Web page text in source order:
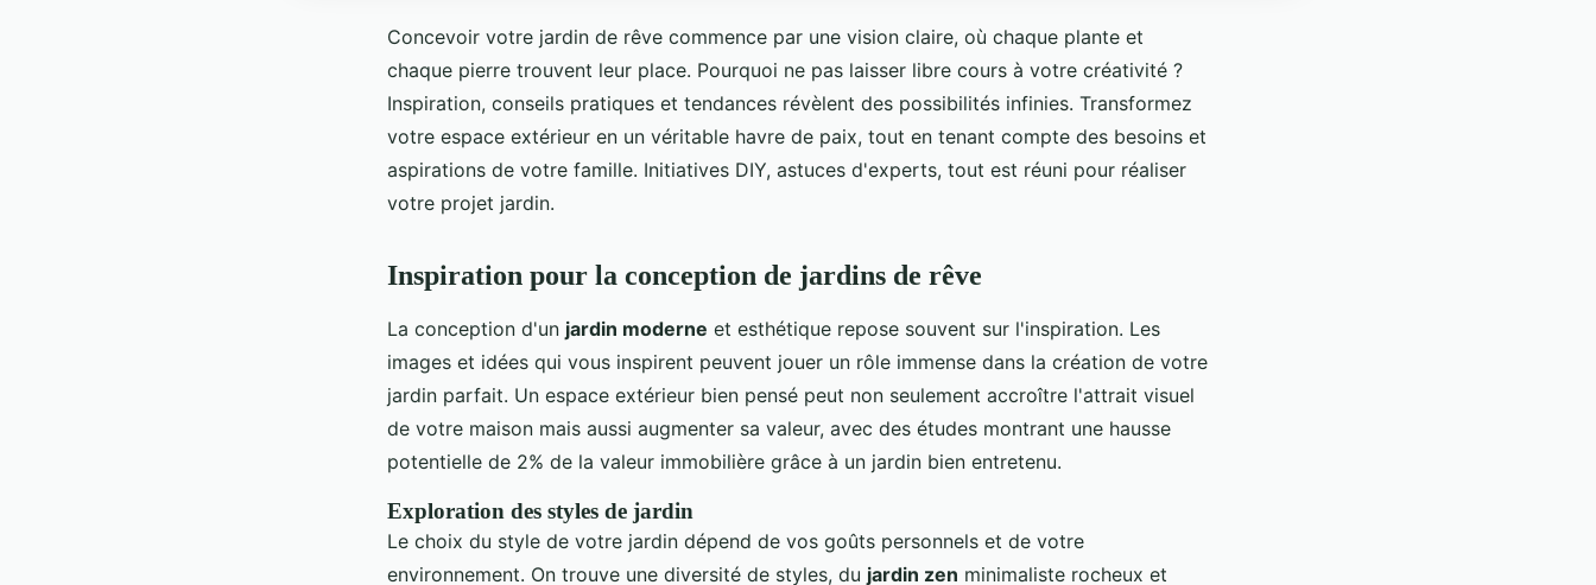
Concevoir votre jardin de rêve commence par une vision claire, où chaque plante et
chaque pierre trouvent leur place. Pourquoi ne pas laisser libre cours à votre créativité ?
Inspiration, conseils pratiques et tendances révèlent des possibilités infinies. Transformez
votre espace extérieur en un véritable havre de paix, tout en tenant compte des besoins et
aspirations de votre famille. Initiatives DIY, astuces d'experts, tout est réuni pour réaliser
votre projet jardin.
Inspiration pour la conception de jardins de rêve
La conception d'un jardin moderne et esthétique repose souvent sur l'inspiration. Les
images et idées qui vous inspirent peuvent jouer un rôle immense dans la création de votre
jardin parfait. Un espace extérieur bien pensé peut non seulement accroître l'attrait visuel
de votre maison mais aussi augmenter sa valeur, avec des études montrant une hausse
potentielle de 2% de la valeur immobilière grâce à un jardin bien entretenu.
Exploration des styles de jardin
Le choix du style de votre jardin dépend de vos goûts personnels et de votre
environnement. On trouve une diversité de styles, du jardin zen minimaliste rocheux et